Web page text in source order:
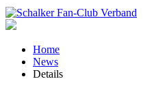
Home
News
Details